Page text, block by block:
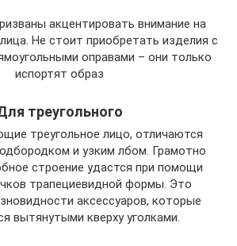
акцентировать внимание на
Не стоит приобретать изделия с
оправами – они только
испортят образ
треугольного
треугольное лицо, отличаются
и узким лбом. Грамотно
строение удастся при помощи
трапециевидной формы. Это
аксессуаров, которые
вытянутыми кверху уголками.